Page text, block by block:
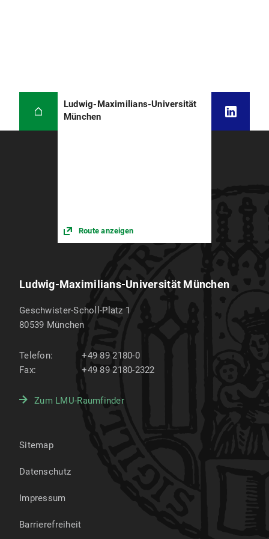
Ludwig-Maximilians-Universität
München
Route anzeigen
Ludwig-Maximilians-Universität München
Geschwister-Scholl-Platz 1
80539 München
Telefon:
+49 89 2180-0
Fax:
+49 89 2180-2322
Zum LMU-Raumfinder
Sitemap
Datenschutz
Impressum
Barrierefreiheit